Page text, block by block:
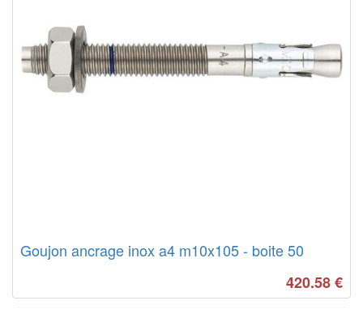
Goujon ancrage inox a4 m10x105 - boite 50
420.58€